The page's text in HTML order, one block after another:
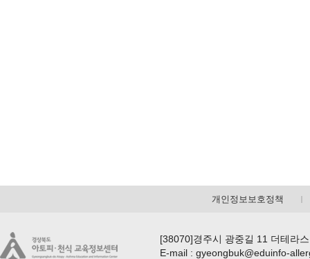
개인정보보호정책
[38070]경주시 광중길 11 더테라
E-mail : gyeongbuk@eduinfo-